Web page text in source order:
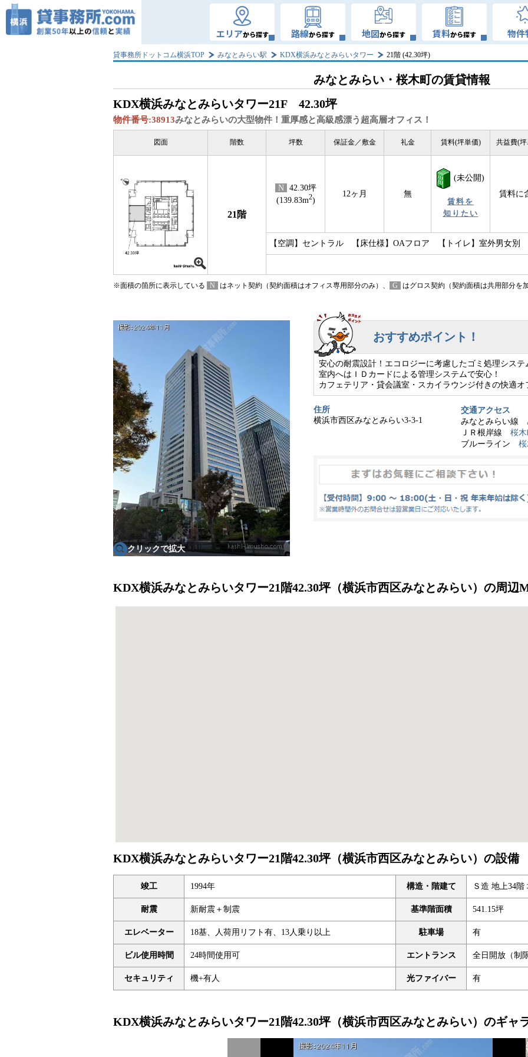
エリアから探す 路線から探す 地図から探す 賃料から探す 物件
貸事務所ドットコム横浜TOP みなとみらい駅 KDX横浜みなとみらいタワー 21階 (42.30坪)
みなとみらい・桜木町の賃貸情報
KDX横浜みなとみらいタワー21F 42.30坪
物件番号:38913みなとみらいの大型物件！重厚感と高級感漂う超高層オフィス！
図面 階数 坪数 保証金／敷金 礼金 賃料(坪単価) 共益費(
21階
N
42.30坪
(139.83m2)
12ヶ月 無
(未公開)
賃料を
知りたい
賃料に
【空調】セントラル 【床仕様】OAフロア 【トイレ】室外男女別
※面積の箇所に表示している N はネット契約（契約面積はオフィス専用部分のみ）、 G はグロス契約（契約面積は共用部分を
クリックで拡大
おすすめポイント！
安心の耐震設計！エコロジーに考慮したゴミ処理システ
室内へはＩＤカードによる管理システムで安心！
カフェテリア・貸会議室・スカイラウンジ付きの快適オ
住所
横浜市西区みなとみらい3-3-1
交通アクセス
みなとみらい線
ＪＲ根岸線 桜
ブルーライン
KDX横浜みなとみらいタワー21階42.30坪（横浜市西区みなとみらい）の周辺
KDX横浜みなとみらいタワー21階42.30坪（横浜市西区みなとみらい）の設備
竣工 1994年 構造・階建て Ｓ造 地上34階
耐震 新耐震＋制震 基準階面積 541.15坪
エレベーター 18基、人荷用リフト有、13人乗り以上 駐車場 有
ビル使用時間 24時間使用可 エントランス 全日開放（制
セキュリティ 機+有人 光ファイバー 有
KDX横浜みなとみらいタワー21階42.30坪（横浜市西区みなとみらい）のギャ